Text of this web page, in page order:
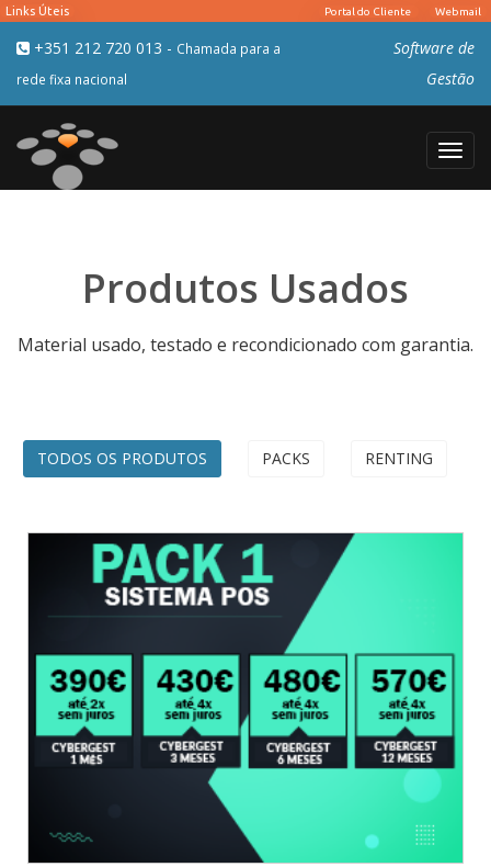
+351 212 720 013 - Chamada para a
rede fixa nacional
Software de
Gestão
Produtos Usados
Material usado, testado e recondicionado com garantia.
TODOS OS PRODUTOS PACKS RENTING